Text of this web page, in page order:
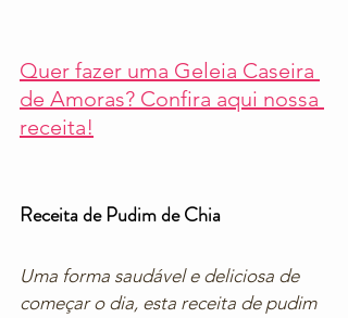
Quer fazer uma Geleia Caseira
de Amoras? Confira aqui nossa
receita!
Receita de Pudim de Chia
Uma forma saudável e deliciosa de
começar o dia, esta receita de pudim